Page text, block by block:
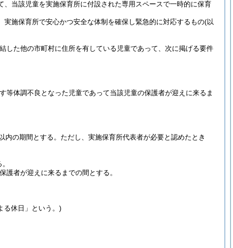
当該児童を実施保育所に付設された専用スペースで一時的に保育
施保育所で安心かつ安全な体制を確保し緊急的に対応するもの(以
した他の市町村に住所を有している児童であって、次に掲げる要件
体調不良となった児童であって当該児童の保護者が迎えに来るま
内の期間とする。 ただし、実施保育所代表者が必要と認めたとき
者が迎えに来るまでの間とする。
る休日」という。)